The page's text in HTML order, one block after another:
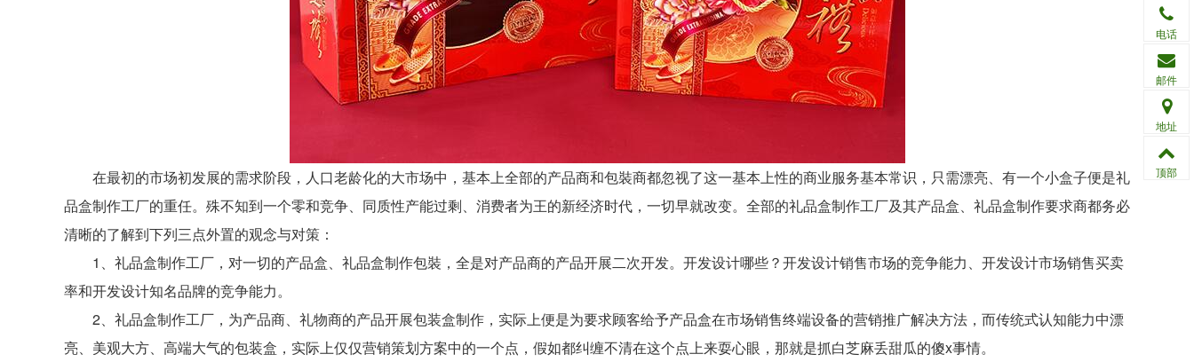
在最初的市场初发展的需求阶段，人口老龄化的大市场中，基本上全部的产品商和包裝商都忽视了这一基本上性的商业服务基本常识，只需漂亮、有一个小盒子便是礼
品盒制作工厂的重任。殊不知到一个零和竞争、同质性产能过剩、消费者为王的新经济时代，一切早就改变。全部的礼品盒制作工厂及其产品盒、礼品盒制作要求商都务必
清晰的了解到下列三点外置的观念与对策：
1、礼品盒制作工厂，对一切的产品盒、礼品盒制作包裝，全是对产品商的产品开展二次开发。开发设计哪些？开发设计销售市场的竞争能力、开发设计市场销售买卖
率和开发设计知名品牌的竞争能力。
2、礼品盒制作工厂，为产品商、礼物商的产品开展包装盒制作，实际上便是为要求顾客给予产品盒在市场销售终端设备的营销推广解决方法，而传统式认知能力中漂
亮、美观大方、高端大气的包装盒，实际上仅仅营销策划方案中的一个点，假如都纠缠不清在这个点上来耍心眼，那就是抓白芝麻丢甜瓜的傻x事情。
电话
邮件
地址
顶部